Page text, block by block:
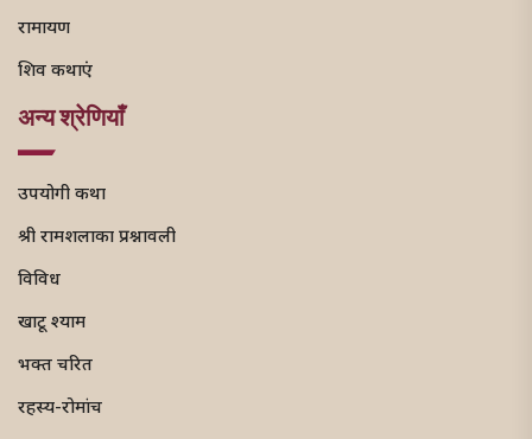
रामायण
शिव कथाएं
अन्य श्रेणियाँ
उपयोगी कथा
श्री रामशलाका प्रश्नावली
विविध
खाटू श्याम
भक्त चरित
रहस्य-रोमांच